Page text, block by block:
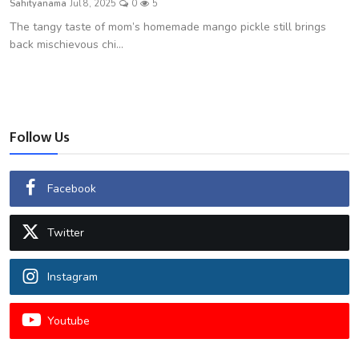
शख्सियत
धरोहर
उपन्यास
सिनेमा
शायरी
ग़ज़ल
Sahityanama Jul 8, 2025 0 5
The tangy taste of mom’s homemade mango pickle still brings
back mischievous chi...
Follow Us
Facebook
Twitter
Instagram
Youtube